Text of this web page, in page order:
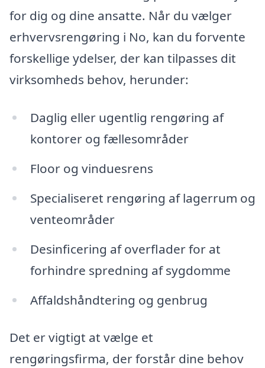
for dig og dine ansatte. Når du vælger
erhvervsrengøring i No, kan du forvente
forskellige ydelser, der kan tilpasses dit
virksomheds behov, herunder:
Daglig eller ugentlig rengøring af
kontorer og fællesområder
Floor og vinduesrens
Specialiseret rengøring af lagerrum og
venteområder
Desinficering af overflader for at
forhindre spredning af sygdomme
Affaldshåndtering og genbrug
Det er vigtigt at vælge et
rengøringsfirma, der forstår dine behov